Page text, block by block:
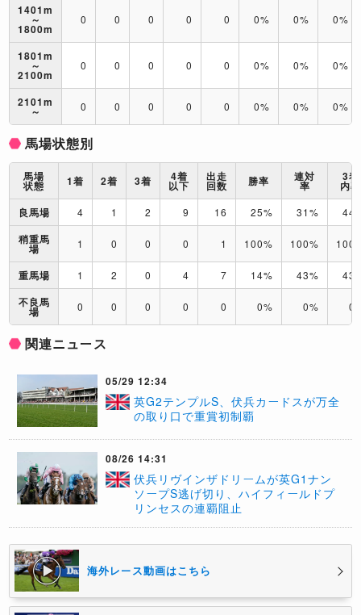
1401m
～
1800m
0 0 0 0 0 0% 0% 0%
1801m
～
2100m
0 0 0 0 0 0% 0% 0%
2101m
～ 0 0 0 0 0 0% 0% 0%
馬場状態別
馬場
状態 1着 2着 3着 4着
以下
出走
回数 勝率 連対
率
3着
内率
良馬場
4 1 2 9 16 25% 31%
稍重馬
場 1 0 0 0 1 100% 100%
重馬場 1 2 0 4 7 14% 43%
不良馬
場 0 0 0 0 0 0% 0%
関連ニュース
05/29 12:34
英G2テンプルS、伏兵カードスが万全
の取り口で重賞初制覇
08/26 14:31
伏兵リヴインザドリームが英G1ナン
ソープS逃げ切り、ハイフィールドプ
リンセスの連覇阻止
海外レース動画はこちら